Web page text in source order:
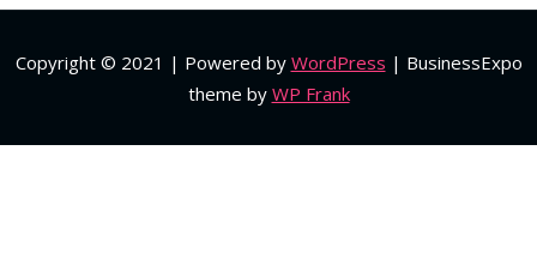
Copyright © 2021 | Powered by WordPress | BusinessExpo
theme by WP Frank